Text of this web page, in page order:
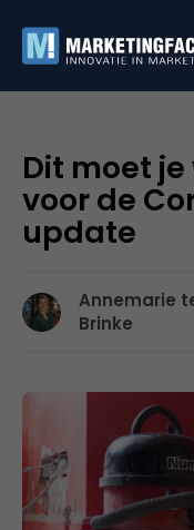
Dit moet
voor de
update
Annemarie
Brinke